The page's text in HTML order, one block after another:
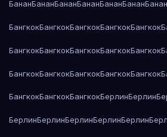
БананБананБананБананБананБананБанан
БангкокБангкокБангкокБангкокБангкок
БангкокБангкокБангкокБангкокБангкок
БангкокБангкокБангкокБангкокБангкок
БангкокБангкокБангкокБерлинБерлин
БерлинБерлинБерлинБерлинБерлин